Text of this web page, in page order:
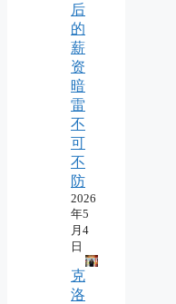
后
的
薪
资
暗
雷
不
可
不
防
2026
年5
月4
日
克
洛